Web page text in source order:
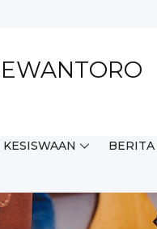
KESISWAAN BERITA